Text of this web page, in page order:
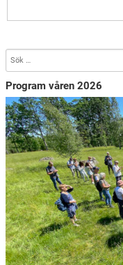
Program våren 2026